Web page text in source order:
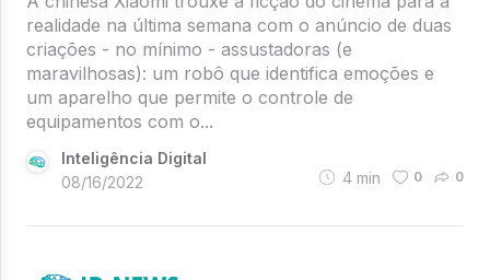
realidade na última semana com o anúncio de duas
criações - no mínimo - assustadoras (e
maravilhosas): um robô que identifica emoções e
um aparelho que permite o controle de
equipamentos com o...
Inteligência Digital
08/16/2022
4 min 0 0